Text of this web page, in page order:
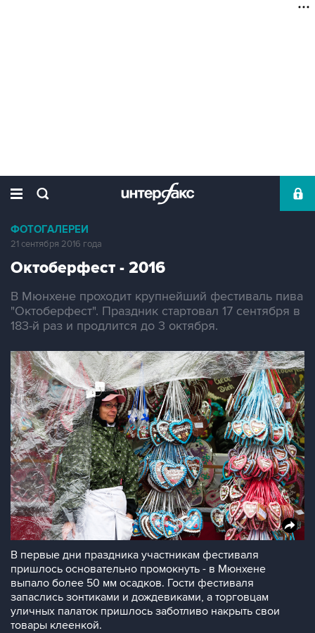
ФОТОГАЛЕРЕИ
21 сентября 2016 года
Октоберфест - 2016
В Мюнхене проходит крупнейший фестиваль пива
"Октоберфест". Праздник стартовал 17 сентября в
183-й раз и продлится до 3 октября.
В первые дни праздника участникам фестиваля
пришлось основательно промокнуть - в Мюнхене
выпало более 50 мм осадков. Гости фестиваля
запаслись зонтиками и дождевиками, а торговцам
уличных палаток пришлось заботливо накрыть свои
товары клеенкой.